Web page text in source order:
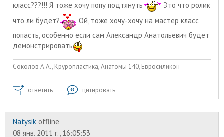
класс???!!! Я тоже хочу попу подтянуть
Это что ролик
что ли будет?
Ой, тоже хочу-хочу на мастер класс
попасть, особенно если сам Александр Анатольевич будет
демонстрировать
Соколов А.А., Круропластика, Анатомы 140, Евросиликон
ответить цитировать
Natysik offline
08 янв. 2011 г., 16:05:53